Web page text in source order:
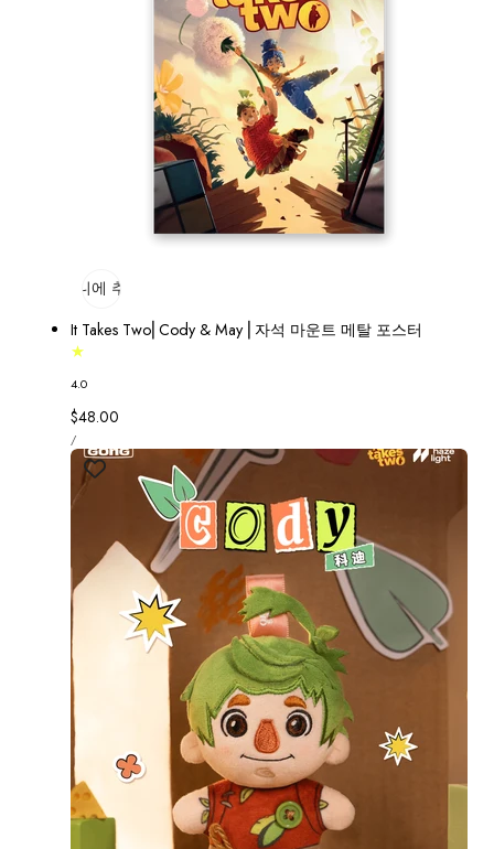
장바구니에 추가
It Takes Two⎢Cody & May ⎢자석 마운트 메탈 포스터
4.0
정
가
$48.00
단
가
/당